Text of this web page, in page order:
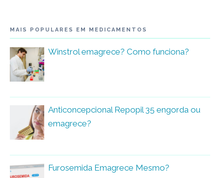
MAIS POPULARES EM MEDICAMENTOS
Winstrol emagrece? Como funciona?
Anticoncepcional Repopil 35 engorda ou
emagrece?
Furosemida Emagrece Mesmo?